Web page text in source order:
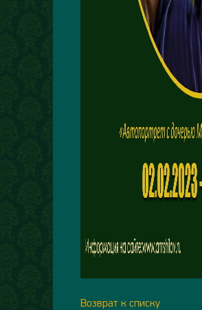
Возврат к списку